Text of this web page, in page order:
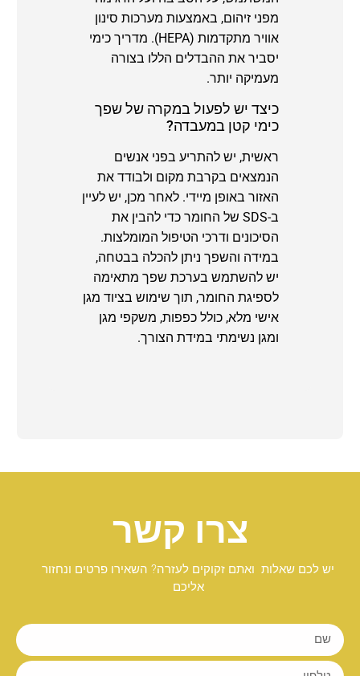
מפני זיהום, באמצעות מערכות סינון
אוויר מתקדמות (HEPA). מדריך כימי
יסביר את ההבדלים הללו בצורה
מעמיקה יותר.
כיצד יש לפעול במקרה של שפך
כימי קטן במעבדה?
ראשית, יש להתריע בפני אנשים
הנמצאים בקרבת מקום ולבודד את
האזור באופן מיידי. לאחר מכן, יש לעיין
ב-SDS של החומר כדי להבין את
הסיכונים ודרכי הטיפול המומלצות.
במידה והשפך ניתן להכלה בבטחה,
יש להשתמש בערכת שפך מתאימה
לספיגת החומר, תוך שימוש בציוד מגן
אישי מלא, כולל כפפות, משקפי מגן
ומגן נשימתי במידת הצורך.
צרו קשר
יש לכם שאלות ואתם זקוקים לעזרה? השאירו פרטים ונחזור
אליכם